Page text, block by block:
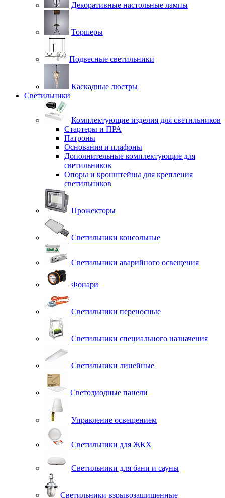
Декоративные настольные лампы
Торшеры
Подвесные светильники
Каскадные люстры
Светильники
Комплектующие изделия для светильников
Стартеры и ПРА
Патроны
Основания и плафоны
Дополнительные комплектующие для
светильников
Опоры и кронштейны для крепления
светильников
Прожекторы
Светильники консольные
Светильники аварийного освещения
Фонари
Светильники переносные
Светильники специального назначения
Светильники линейные
Светодиодные панели
Управление освещением
Светильники для ЖКХ
Светильники для бани и сауны
Светильники взрывозащищенные